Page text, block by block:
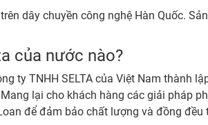
dây chuyền công nghệ Hàn Quốc.
của nước nào?
ty TNHH SELTA của Việt Nam thành
lại cho khách hàng các giải pháp
để đảm bảo chất lượng và đồng đều